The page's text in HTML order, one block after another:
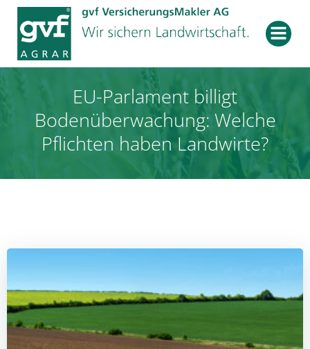
Zum
Inhalt
springen
EU-Parlament billigt
Bodenüberwachung: Welche
Pflichten haben Landwirte?